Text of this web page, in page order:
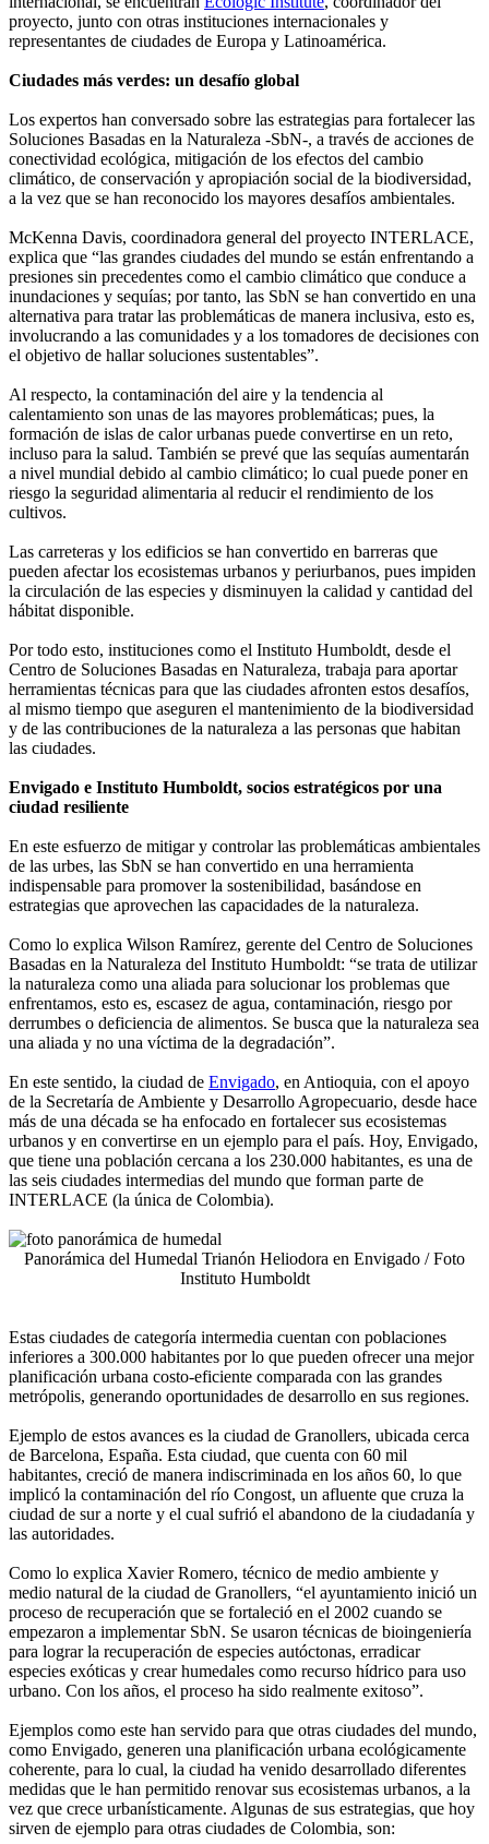
proyecto, junto con otras instituciones internacionales y
representantes de ciudades de Europa y Latinoamérica.
Ciudades más verdes: un desafío global
Los expertos han conversado sobre las estrategias para fortalecer las
Soluciones Basadas en la Naturaleza -SbN-, a través de acciones de
conectividad ecológica, mitigación de los efectos del cambio
climático, de conservación y apropiación social de la biodiversidad,
a la vez que se han reconocido los mayores desafíos ambientales.
McKenna Davis, coordinadora general del proyecto INTERLACE,
explica que “las grandes ciudades del mundo se están enfrentando a
presiones sin precedentes como el cambio climático que conduce a
inundaciones y sequías; por tanto, las SbN se han convertido en una
alternativa para tratar las problemáticas de manera inclusiva, esto es,
involucrando a las comunidades y a los tomadores de decisiones con
el objetivo de hallar soluciones sustentables”.
Al respecto, la contaminación del aire y la tendencia al
calentamiento son unas de las mayores problemáticas; pues, la
formación de islas de calor urbanas puede convertirse en un reto,
incluso para la salud. También se prevé que las sequías aumentarán
a nivel mundial debido al cambio climático; lo cual puede poner en
riesgo la seguridad alimentaria al reducir el rendimiento de los
cultivos.
Las carreteras y los edificios se han convertido en barreras que
pueden afectar los ecosistemas urbanos y periurbanos, pues impiden
la circulación de las especies y disminuyen la calidad y cantidad del
hábitat disponible.
Por todo esto, instituciones como el Instituto Humboldt, desde el
Centro de Soluciones Basadas en Naturaleza, trabaja para aportar
herramientas técnicas para que las ciudades afronten estos desafíos,
al mismo tiempo que aseguren el mantenimiento de la biodiversidad
y de las contribuciones de la naturaleza a las personas que habitan
las ciudades.
Envigado e Instituto Humboldt, socios estratégicos por una
ciudad resiliente
En este esfuerzo de mitigar y controlar las problemáticas ambientales
de las urbes, las SbN se han convertido en una herramienta
indispensable para promover la sostenibilidad, basándose en
estrategias que aprovechen las capacidades de la naturaleza.
Como lo explica Wilson Ramírez, gerente del Centro de Soluciones
Basadas en la Naturaleza del Instituto Humboldt: “se trata de utilizar
la naturaleza como una aliada para solucionar los problemas que
enfrentamos, esto es, escasez de agua, contaminación, riesgo por
derrumbes o deficiencia de alimentos. Se busca que la naturaleza sea
una aliada y no una víctima de la degradación”.
En este sentido, la ciudad de Envigado, en Antioquia, con el apoyo
de la Secretaría de Ambiente y Desarrollo Agropecuario, desde hace
más de una década se ha enfocado en fortalecer sus ecosistemas
urbanos y en convertirse en un ejemplo para el país. Hoy, Envigado,
que tiene una población cercana a los 230.000 habitantes, es una de
las seis ciudades intermedias del mundo que forman parte de
INTERLACE (la única de Colombia).
Panorámica del Humedal Trianón Heliodora en Envigado / Foto
Instituto Humboldt
Estas ciudades de categoría intermedia cuentan con poblaciones
inferiores a 300.000 habitantes por lo que pueden ofrecer una mejor
planificación urbana costo-eficiente comparada con las grandes
metrópolis, generando oportunidades de desarrollo en sus regiones.
Ejemplo de estos avances es la ciudad de Granollers, ubicada cerca
de Barcelona, España. Esta ciudad, que cuenta con 60 mil
habitantes, creció de manera indiscriminada en los años 60, lo que
implicó la contaminación del río Congost, un afluente que cruza la
ciudad de sur a norte y el cual sufrió el abandono de la ciudadanía y
las autoridades.
Como lo explica Xavier Romero, técnico de medio ambiente y
medio natural de la ciudad de Granollers, “el ayuntamiento inició un
proceso de recuperación que se fortaleció en el 2002 cuando se
empezaron a implementar SbN. Se usaron técnicas de bioingeniería
para lograr la recuperación de especies autóctonas, erradicar
especies exóticas y crear humedales como recurso hídrico para uso
urbano. Con los años, el proceso ha sido realmente exitoso”.
Ejemplos como este han servido para que otras ciudades del mundo,
como Envigado, generen una planificación urbana ecológicamente
coherente, para lo cual, la ciudad ha venido desarrollado diferentes
medidas que le han permitido renovar sus ecosistemas urbanos, a la
vez que crece urbanísticamente. Algunas de sus estrategias, que hoy
sirven de ejemplo para otras ciudades de Colombia, son: